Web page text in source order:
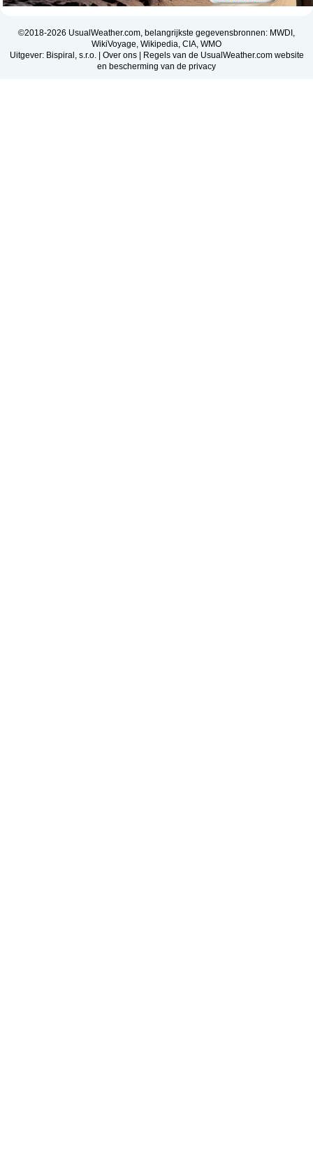
©2018-2026 UsualWeather.com, belangrijkste gegevensbronnen: MWDI,
WikiVoyage, Wikipedia, CIA, WMO
Uitgever: Bispiral, s.r.o. | Over ons| Regels van de UsualWeather.com website
en bescherming van de privacy